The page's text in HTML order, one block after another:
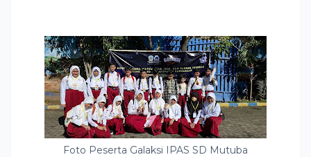
Foto Peserta Galaksi IPAS SD Mutuba